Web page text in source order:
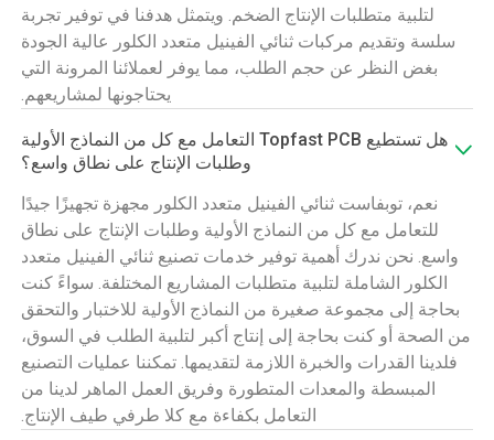
لتلبية متطلبات الإنتاج الضخم. ويتمثل هدفنا في توفير تجربة
سلسة وتقديم مركبات ثنائي الفينيل متعدد الكلور عالية الجودة
بغض النظر عن حجم الطلب، مما يوفر لعملائنا المرونة التي
يحتاجونها لمشاريعهم.
هل تستطيع Topfast PCB التعامل مع كل من النماذج الأولية
وطلبات الإنتاج على نطاق واسع؟
نعم، توبفاست ثنائي الفينيل متعدد الكلور مجهزة تجهيزًا جيدًا
للتعامل مع كل من النماذج الأولية وطلبات الإنتاج على نطاق
واسع. نحن ندرك أهمية توفير خدمات تصنيع ثنائي الفينيل متعدد
الكلور الشاملة لتلبية متطلبات المشاريع المختلفة. سواءً كنت
بحاجة إلى مجموعة صغيرة من النماذج الأولية للاختبار والتحقق
من الصحة أو كنت بحاجة إلى إنتاج أكبر لتلبية الطلب في السوق،
فلدينا القدرات والخبرة اللازمة لتقديمها. تمكننا عمليات التصنيع
المبسطة والمعدات المتطورة وفريق العمل الماهر لدينا من
التعامل بكفاءة مع كلا طرفي طيف الإنتاج.